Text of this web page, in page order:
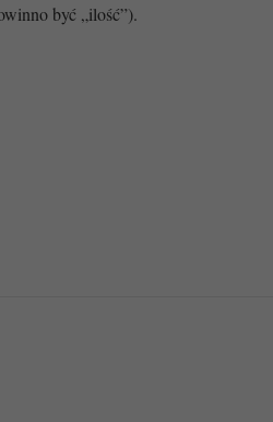
być „ilość”).